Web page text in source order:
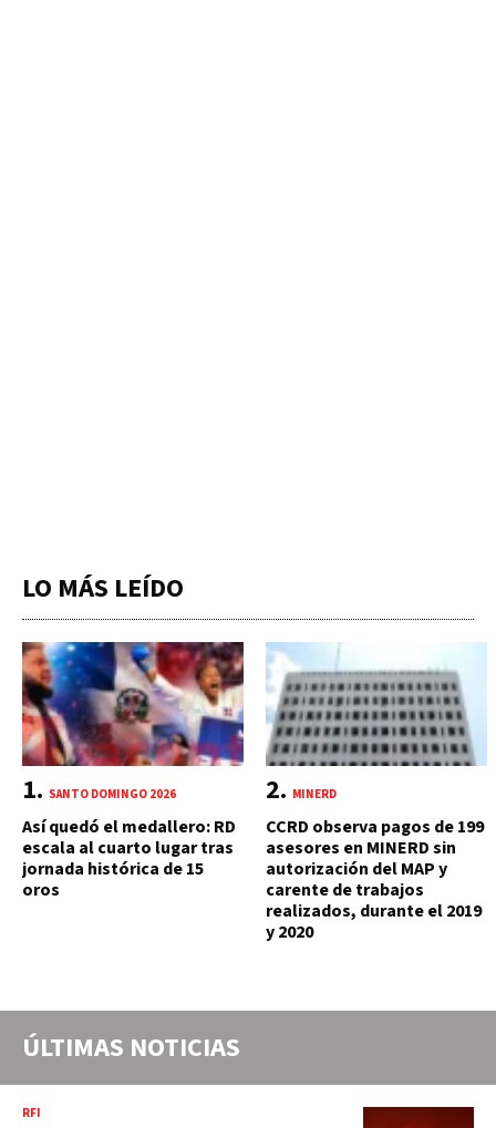
LO MÁS LEÍDO
SANTO DOMINGO 2026
Así quedó el medallero: RD
escala al cuarto lugar tras
jornada histórica de 15
oros
MINERD
CCRD observa pagos de 199
asesores en MINERD sin
autorización del MAP y
carente de trabajos
realizados, durante el 2019
y 2020
ÚLTIMAS NOTICIAS
RFI